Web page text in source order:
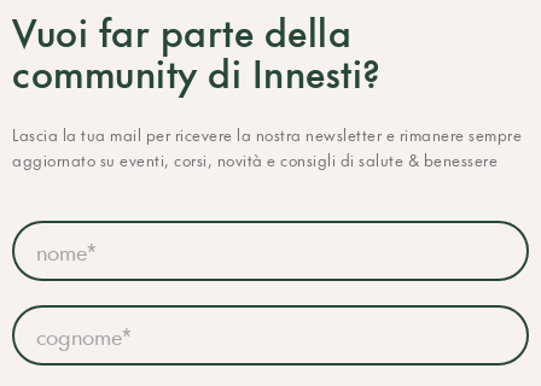
Vuoi far parte della
community di Innesti?
Lascia la tua mail per ricevere la nostra newsletter e rimanere sempre
aggiornato su eventi, corsi, novità e consigli di salute & benessere